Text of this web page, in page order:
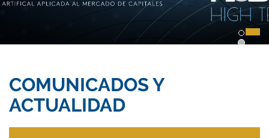
COMUNICADOS Y
ACTUALIDAD